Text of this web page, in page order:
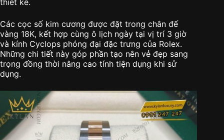
thiết kế.
Các cọc số kim cương được đặt trong chân đế
vàng 18K, kết hợp cùng ô lịch ngày tại vị trí 3 giờ
và kính Cyclops phóng đại đặc trưng của Rolex.
Những chi tiết này góp phần tạo nên vẻ đẹp sang
trọng đồng thời nâng cao tính tiện dụng khi sử
dụng.